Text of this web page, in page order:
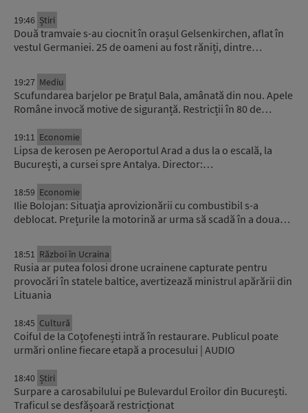
19:46 Știri
Două tramvaie s-au ciocnit în orașul Gelsenkirchen, aflat în
vestul Germaniei. 25 de oameni au fost răniți, dintre…
19:27 Mediu
Scufundarea barjelor pe Brațul Bala, amânată din nou. Apele
Române invocă motive de siguranță. Restricții în 80 de…
19:11 Economie
Lipsa de kerosen pe Aeroportul Arad a dus la o escală, la
București, a cursei spre Antalya. Director:…
18:59 Economie
Ilie Bolojan: Situaţia aprovizionării cu combustibil s-a
deblocat. Prețurile la motorină ar urma să scadă în a doua…
18:51 Război în Ucraina
Rusia ar putea folosi drone ucrainene capturate pentru
provocări în statele baltice, avertizează ministrul apărării din
Lituania
18:45 Cultură
Coiful de la Coțofenești intră în restaurare. Publicul poate
urmări online fiecare etapă a procesului | AUDIO
18:40 Știri
Surpare a carosabilului pe Bulevardul Eroilor din București.
Traficul se desfășoară restricționat